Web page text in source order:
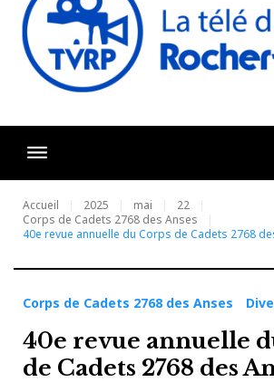
Accueil 2025 mai
22
Corps de Cadets 2768 des Anses
40e revue annuelle du Corps de Cadets 2768
Corps de Cadets 2768 des Anses
40e revue annuelle
de Cadets 2768 des